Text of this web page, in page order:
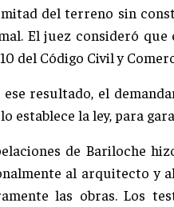
del terreno sin
El juez consideró
del Código Civil y
resultado, el
establece la ley, para
de Bariloche
al arquitecto y
las obras. Los